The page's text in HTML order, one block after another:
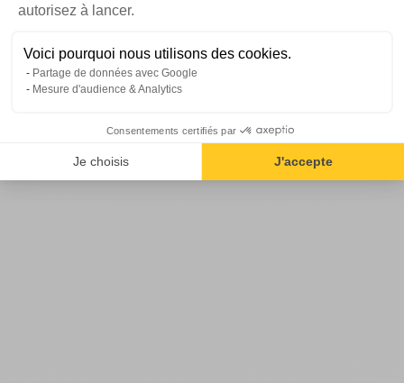
autorisez à lancer.
Voici pourquoi nous utilisons des cookies.
Partage de données avec Google
Mesure d'audience & Analytics
Consentements certifiés par
Je choisis J'accepte